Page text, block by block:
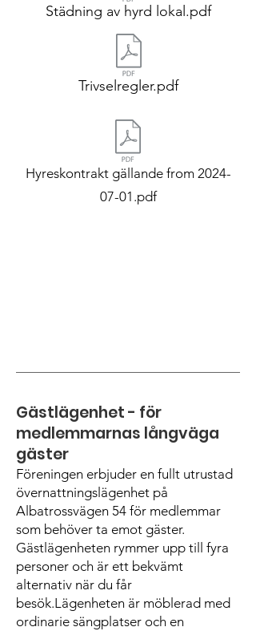
Städning av hyrd lokal.pdf
Trivselregler.pdf
Hyreskontrakt gällande from 2024-
07-01.pdf
Gästlägenhet - för
medlemmarnas långväga
gäster
Föreningen erbjuder en fullt utrustad
övernattningslägenhet på
Albatrossvägen 54 för medlemmar
som behöver ta emot gäster.
Gästlägenheten rymmer upp till fyra
personer och är ett bekvämt
alternativ när du får
besök.Lägenheten är möblerad med
ordinarie sängplatser och en